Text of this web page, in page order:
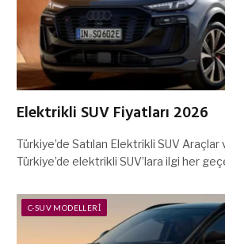
Elektrikli SUV Fiyatları 2026
Türkiye’de Satılan Elektrikli SUV Araçlar
Türkiye’de elektrikli SUV’lara ilgi her
C-SUV MODELLERI